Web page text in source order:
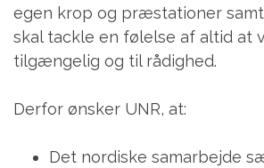
egen krop og præstationer
skal tackle en følelse af altid at
tilgængelig og til rådighed.
Derfor ønsker UNR, at:
Det nordiske samarbejde